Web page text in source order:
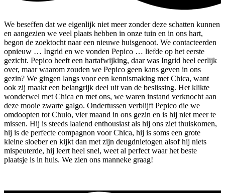
We beseffen dat we eigenlijk niet meer zonder deze schatten kunnen
en aangezien we veel plaats hebben in onze tuin en in ons hart,
begon de zoektocht naar een nieuwe huisgenoot. We contacteerden
opnieuw … Ingrid en we vonden Pepico … liefde op het eerste
gezicht. Pepico heeft een hartafwijking, daar was Ingrid heel eerlijk
over, maar waarom zouden we Pepico geen kans geven in ons
gezin? We gingen langs voor een kennismaking met Chica, want
ook zij maakt een belangrijk deel uit van de beslissing. Het klikte
wonderwel met Chica en met ons, we waren instand verknocht aan
deze mooie zwarte galgo. Ondertussen verblijft Pepico die we
omdoopten tot Chulo, vier maand in ons gezin en is hij niet meer te
missen. Hij is steeds laaiend enthousiast als hij ons ziet thuiskomen,
hij is de perfecte compagnon voor Chica, hij is soms een grote
kleine sloeber en kijkt dan met zijn deugdnietogen alsof hij niets
mispeuterde, hij leert heel snel, weet al perfect waar het beste
plaatsje is in huis. We zien ons manneke graag!